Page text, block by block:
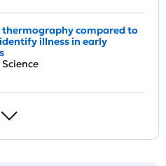
compared to
illness in early
Science